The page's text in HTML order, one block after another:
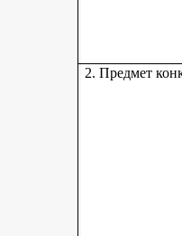
2. Предмет